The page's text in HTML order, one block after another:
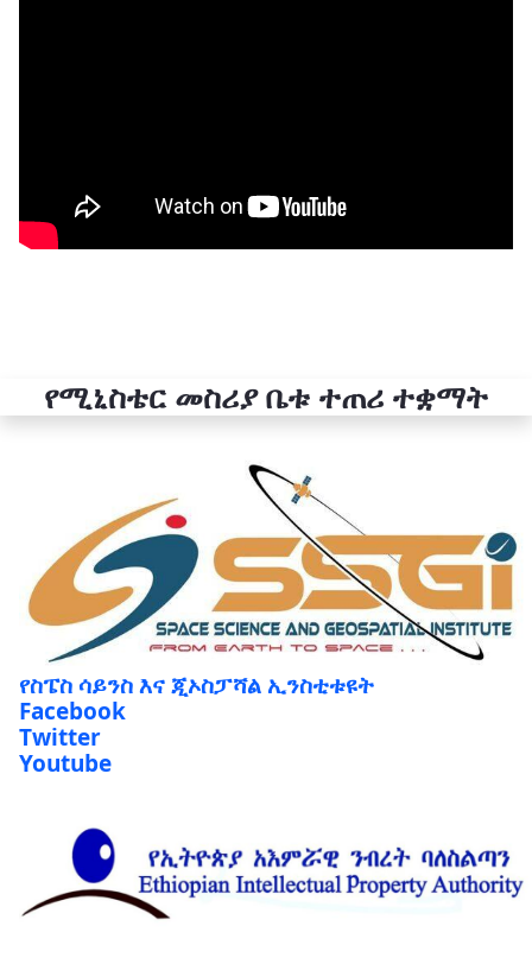
የሚኒስቴር መስሪያ ቤቱ ተጠሪ ተቋማት
የስፔስ ሳይንስ እና ጂኦስፓሻል ኢንስቲቱዩት
Facebook
Twitter
Youtube